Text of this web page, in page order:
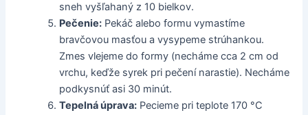
sneh vyšľahaný z 10 bielkov.
Pečenie: Pekáč alebo formu vymastíme
bravčovou masťou a vysypeme strúhankou.
Zmes vlejeme do formy (necháme cca 2 cm od
vrchu, keďže syrek pri pečení narastie). Necháme
podkysnúť asi 30 minút.
Tepelná úprava: Pecieme pri teplote 170 °C